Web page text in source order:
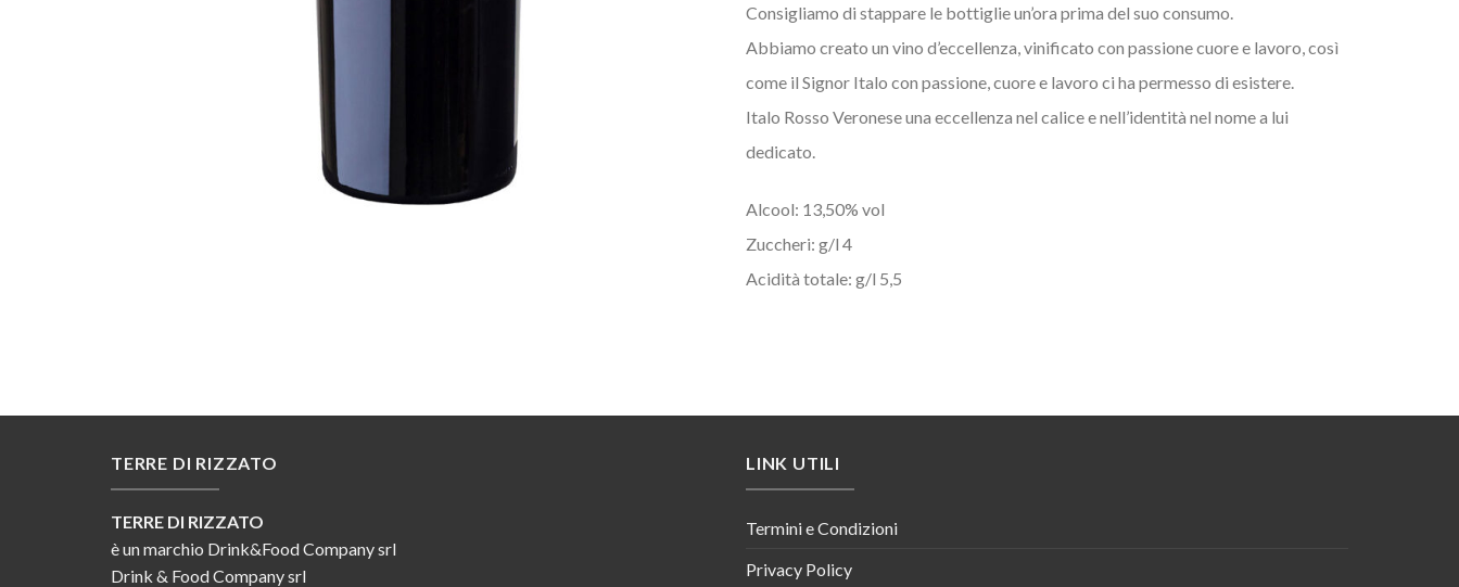
Consigliamo di stappare le bottiglie un’ora prima del suo consumo.
Abbiamo creato un vino d’eccellenza, vinificato con passione cuore e lavoro, così
come il Signor Italo con passione, cuore e lavoro ci ha permesso di esistere.
Italo Rosso Veronese una eccellenza nel calice e nell’identità nel nome a lui
dedicato.
Alcool: 13,50% vol
Zuccheri: g/l 4
Acidità totale: g/l 5,5
TERRE DI RIZZATO
TERRE DI RIZZATO
è un marchio Drink&Food Company srl
Drink & Food Company srl
LINK UTILI
Termini e Condizioni
Privacy Policy